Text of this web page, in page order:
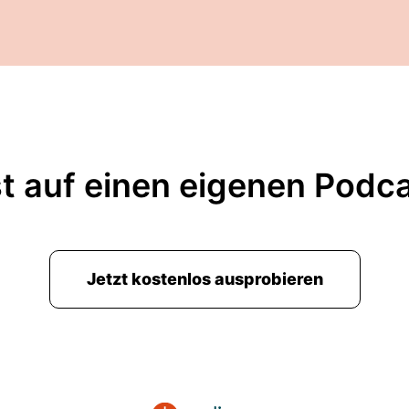
auf einen eigenen
Jetzt kostenlos ausprobieren